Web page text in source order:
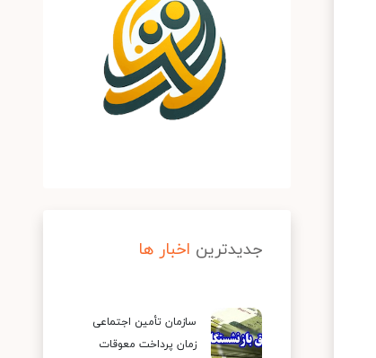
جدیدترین اخبار ها
سازمان تأمین اجتماعی
زمان پرداخت معوقات